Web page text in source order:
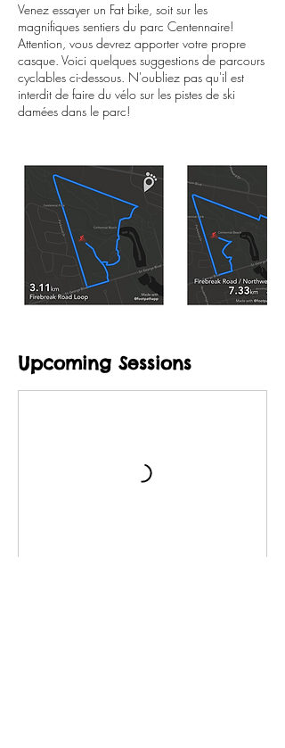
Venez essayer un Fat bike, soit sur les
magnifiques sentiers du parc Centennaire!
Attention, vous devrez apporter votre propre
casque. Voici quelques suggestions de parcours
cyclables ci-dessous. N'oubliez pas qu'il est
interdit de faire du vélo sur les pistes de ski
damées dans le parc!
Upcoming Sessions